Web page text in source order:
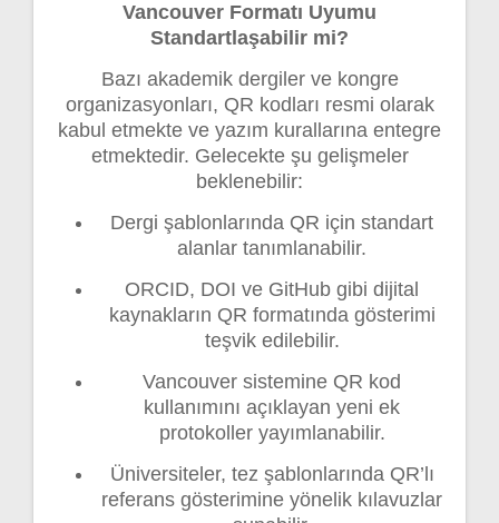
Vancouver Formatı Uyumu
Standartlaşabilir mi?
Bazı akademik dergiler ve kongre
organizasyonları, QR kodları resmi olarak
kabul etmekte ve yazım kurallarına entegre
etmektedir. Gelecekte şu gelişmeler
beklenebilir:
Dergi şablonlarında QR için standart
alanlar tanımlanabilir.
ORCID, DOI ve GitHub gibi dijital
kaynakların QR formatında gösterimi
teşvik edilebilir.
Vancouver sistemine QR kod
kullanımını açıklayan yeni ek
protokoller yayımlanabilir.
Üniversiteler, tez şablonlarında QR’lı
referans gösterimine yönelik kılavuzlar